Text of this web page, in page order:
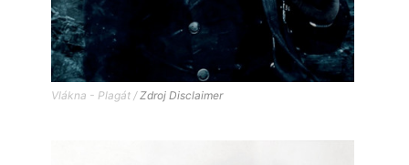
Vlákna - Plagát / Zdroj Disclaimer